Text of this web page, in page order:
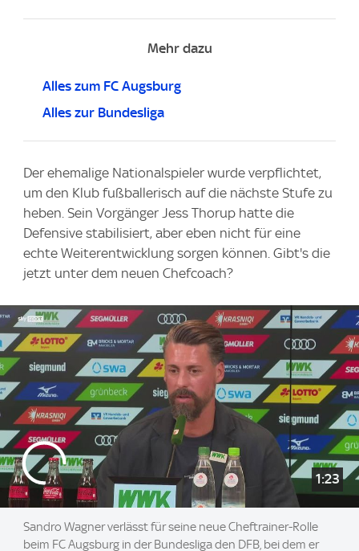
Mehr dazu
Alles zum FC Augsburg
Alles zur Bundesliga
Der ehemalige Nationalspieler wurde verpflichtet,
um den Klub fußballerisch auf die nächste Stufe zu
heben. Sein Vorgänger Jess Thorup hatte die
Defensive stabilisiert, aber eben nicht für eine
echte Weiterentwicklung sorgen können. Gibt's die
jetzt unter dem neuen Chefcoach?
1:23
Sandro Wagner verlässt für seine neue Cheftrainer-Rolle
beim FC Augsburg in der Bundesliga den DFB, bei dem er